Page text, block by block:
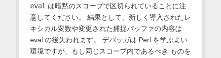
eval は暗黙のスコープで区切られていることに注
意してください。 結果として、新しく導入されたレ
キシカル変数や変更された捕捉バッファの内容は
eval の後失われます。 デバッガは Perl を学ぶよい
環境ですが、もし同じスコープ内であるべき ものを